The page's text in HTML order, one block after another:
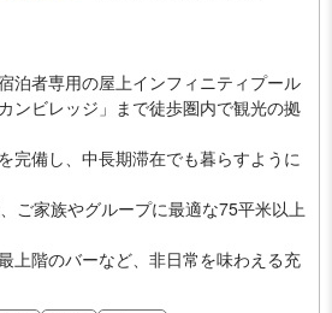
泊者専用の屋上インフィニティプール
ンビレッジ」まで徒歩圏内で観光の拠
完備し、中長期滞在でも暮らすように
ご家族やグループに最適な75平米以上
上階のバーなど、非日常を味わえる充